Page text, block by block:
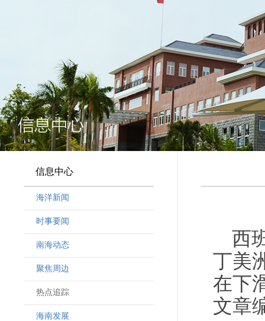
信息中心
海洋新闻
时事要闻
南海动态
聚焦周边
热点追踪
海南发展
西
丁美
在下
文章